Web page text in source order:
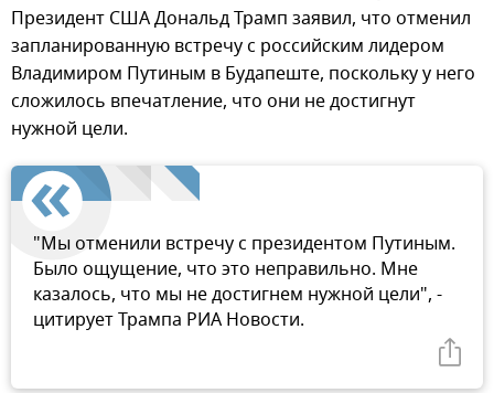
Президент США Дональд Трамп заявил, что отменил
запланированную встречу с российским лидером
Владимиром Путиным в Будапеште, поскольку у него
сложилось впечатление, что они не достигнут
нужной цели.
"Мы отменили встречу с президентом Путиным.
Было ощущение, что это неправильно. Мне
казалось, что мы не достигнем нужной цели", -
цитирует Трампа РИА Новости.